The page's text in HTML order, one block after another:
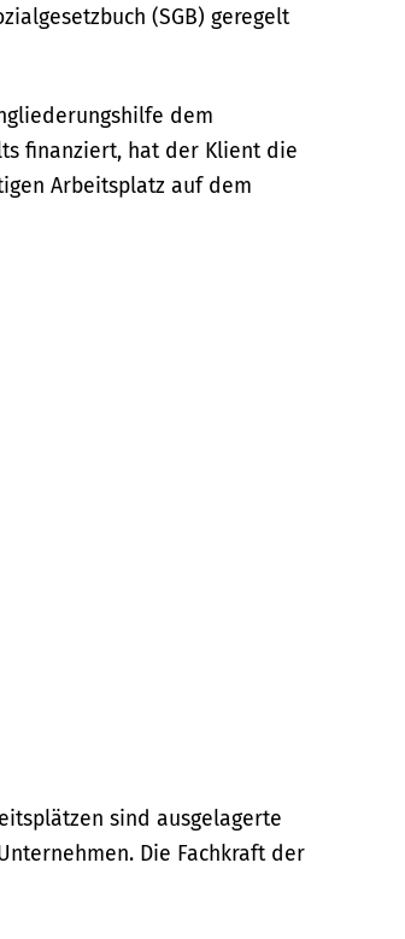
(SGB) geregelt
dem
finanziert, hat der Klient die
Arbeitsplatz auf dem
sind ausgelagerte
Die Fachkraft der